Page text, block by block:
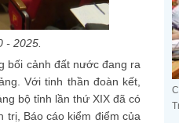
- 2025.
bối cảnh đất nước đang ra
Với tinh thần đoàn kết,
bộ tỉnh lần thứ XIX đã có
trị, Báo cáo kiểm điểm của